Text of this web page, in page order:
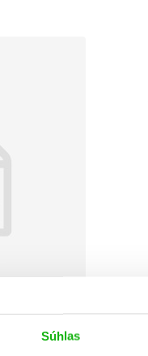
Súhlas